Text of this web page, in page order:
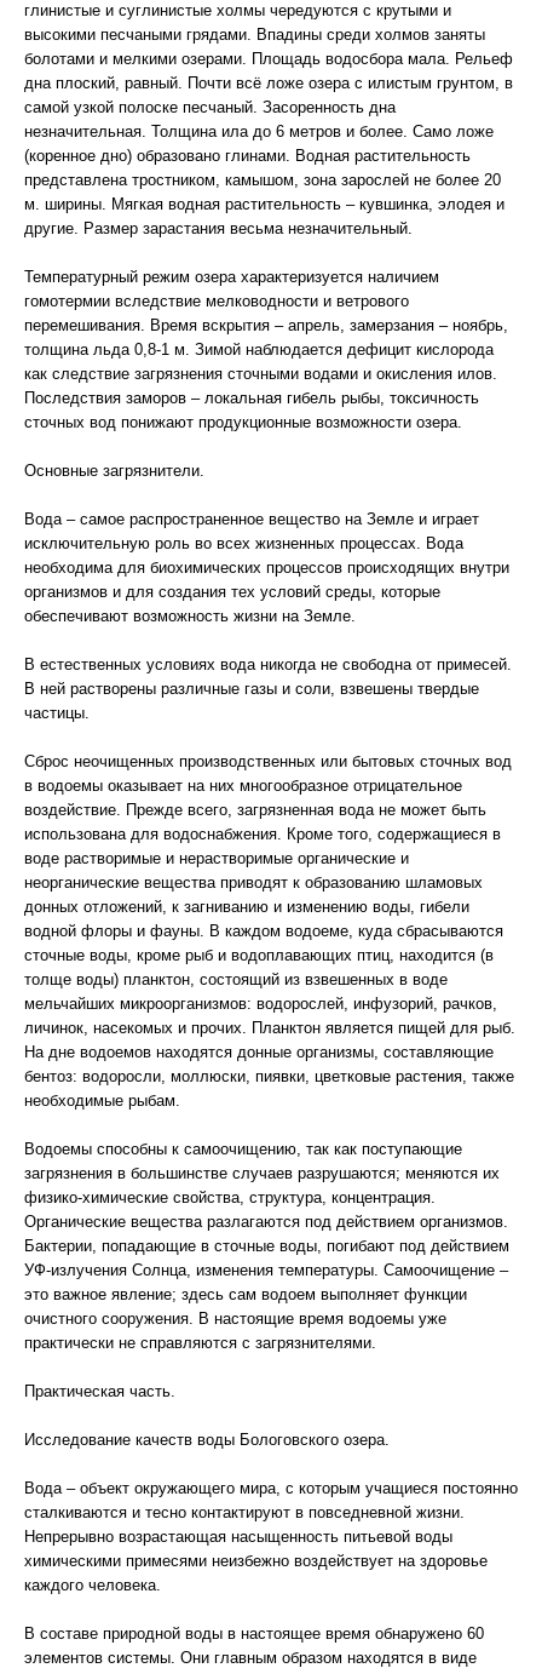
глинистые и суглинистые холмы чередуются с крутыми и
высокими песчаными грядами. Впадины среди холмов заняты
болотами и мелкими озерами. Площадь водосбора мала. Рельеф
дна плоский, равный. Почти всё ложе озера с илистым грунтом, в
самой узкой полоске песчаный. Засоренность дна
незначительная. Толщина ила до 6 метров и более. Само ложе
(коренное дно) образовано глинами. Водная растительность
представлена тростником, камышом, зона зарослей не более 20
м. ширины. Мягкая водная растительность – кувшинка, элодея и
другие. Размер зарастания весьма незначительный.
Температурный режим озера характеризуется наличием
гомотермии вследствие мелководности и ветрового
перемешивания. Время вскрытия – апрель, замерзания – ноябрь,
толщина льда 0,8-1 м. Зимой наблюдается дефицит кислорода
как следствие загрязнения сточными водами и окисления илов.
Последствия заморов – локальная гибель рыбы, токсичность
сточных вод понижают продукционные возможности озера.
Основные загрязнители.
Вода – самое распространенное вещество на Земле и играет
исключительную роль во всех жизненных процессах. Вода
необходима для биохимических процессов происходящих внутри
организмов и для создания тех условий среды, которые
обеспечивают возможность жизни на Земле.
В естественных условиях вода никогда не свободна от примесей.
В ней растворены различные газы и соли, взвешены твердые
частицы.
Сброс неочищенных производственных или бытовых сточных вод
в водоемы оказывает на них многообразное отрицательное
воздействие. Прежде всего, загрязненная вода не может быть
использована для водоснабжения. Кроме того, содержащиеся в
воде растворимые и нерастворимые органические и
неорганические вещества приводят к образованию шламовых
донных отложений, к загниванию и изменению воды, гибели
водной флоры и фауны. В каждом водоеме, куда сбрасываются
сточные воды, кроме рыб и водоплавающих птиц, находится (в
толще воды) планктон, состоящий из взвешенных в воде
мельчайших микроорганизмов: водорослей, инфузорий, рачков,
личинок, насекомых и прочих. Планктон является пищей для рыб.
На дне водоемов находятся донные организмы, составляющие
бентоз: водоросли, моллюски, пиявки, цветковые растения, также
необходимые рыбам.
Водоемы способны к самоочищению, так как поступающие
загрязнения в большинстве случаев разрушаются; меняются их
физико-химические свойства, структура, концентрация.
Органические вещества разлагаются под действием организмов.
Бактерии, попадающие в сточные воды, погибают под действием
УФ-излучения Солнца, изменения температуры. Самоочищение –
это важное явление; здесь сам водоем выполняет функции
очистного сооружения. В настоящие время водоемы уже
практически не справляются с загрязнителями.
Практическая часть.
Исследование качеств воды Бологовского озера.
Вода – объект окружающего мира, с которым учащиеся постоянно
сталкиваются и тесно контактируют в повседневной жизни.
Непрерывно возрастающая насыщенность питьевой воды
химическими примесями неизбежно воздействует на здоровье
каждого человека.
В составе природной воды в настоящее время обнаружено 60
элементов системы. Они главным образом находятся в виде